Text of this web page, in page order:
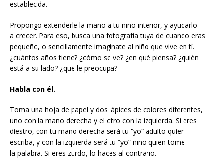
establecida.
Propongo extenderle la mano a tu niño interior, y ayudarlo
a crecer. Para eso, busca una fotografía tuya de cuando eras
pequeño, o sencillamente imaginate al niño que vive en tí.
¿cuántos años tiene? ¿cómo se ve? ¿en qué piensa? ¿quién
está a su lado? ¿que le preocupa?
Habla con él.
Toma una hoja de papel y dos lápices de colores diferentes,
uno con la mano derecha y el otro con la izquierda. Si eres
diestro, con tu mano derecha será tu ”yo” adulto quien
escriba, y con la izquierda será tu “yo” niño quien tome
la palabra. Si eres zurdo, lo haces al contrario.